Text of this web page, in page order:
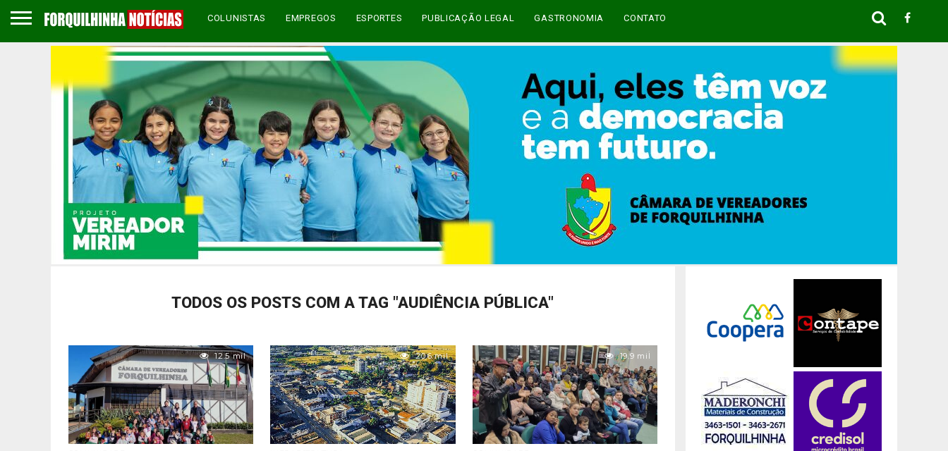
COLUNISTAS EMPREGOS ESPORTES PUBLICAÇÃO LEGAL GASTRONOMIA CONTATO
TODOS OS POSTS COM A TAG "AUDIÊNCIA PÚBLICA"
12.5 mil 20.6 mil 19.9 mil